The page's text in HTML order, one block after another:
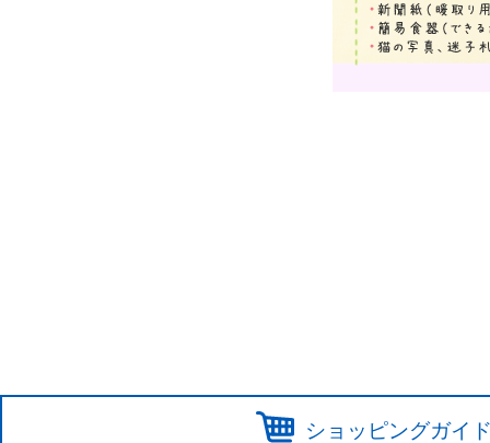
ショッピングガイ